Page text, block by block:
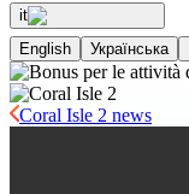
it
English
Українська
Coral Isle 2 news